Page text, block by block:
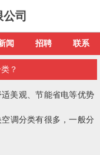
司
闻 招聘 联系
？
美观、节能省电等优势
调分类有很多，一般分